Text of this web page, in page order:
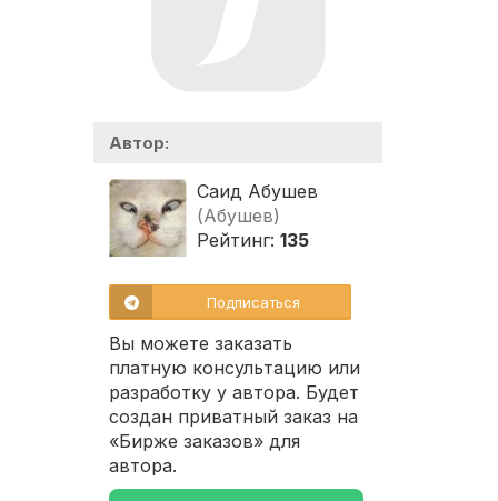
Автор:
Саид Абушев
(Абушев)
Рейтинг: 135
Подписаться
Вы можете заказать
платную консультацию или
разработку у автора. Будет
создан приватный заказ на
«Бирже заказов» для
автора.